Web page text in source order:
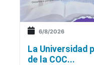
6/8/2026
La Universidad
de la COC...